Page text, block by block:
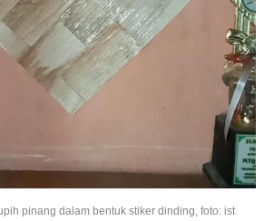
pinang dalam bentuk stiker dinding, foto: ist